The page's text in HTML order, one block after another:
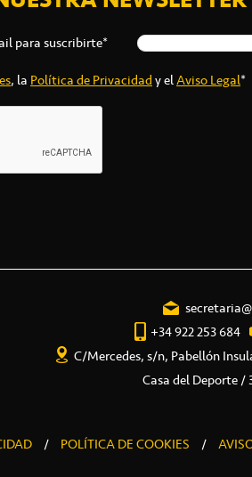
para suscribirte*
, la Política de Privacidady elAviso Legal*
+34 922 253 684
C/Mercedes, s/n, Pabellón
Casa del Deporte /
/ POLÍTICA DE COOKIES /